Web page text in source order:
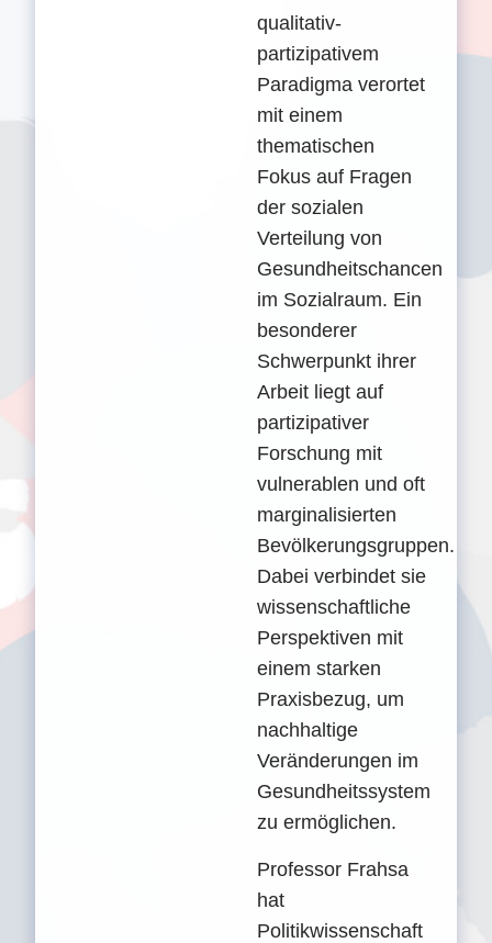
qualitativ-
partizipativem
Paradigma verortet
mit einem
thematischen
Fokus auf Fragen
der sozialen
Verteilung von
Gesundheitschancen
im Sozialraum. Ein
besonderer
Schwerpunkt ihrer
Arbeit liegt auf
partizipativer
Forschung mit
vulnerablen und oft
marginalisierten
Bevölkerungsgruppen.
Dabei verbindet sie
wissenschaftliche
Perspektiven mit
einem starken
Praxisbezug, um
nachhaltige
Veränderungen im
Gesundheitssystem
zu ermöglichen.
Professor Frahsa
hat
Politikwissenschaft